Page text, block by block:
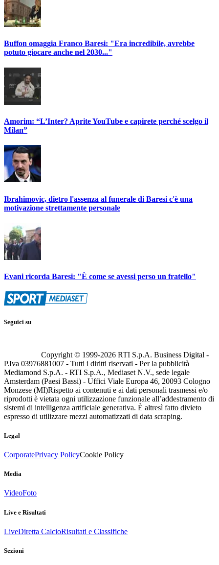
Buffon omaggia Franco Baresi: "Era incredibile, avrebbe
potuto giocare anche nel 2030..."
Amorim: “L’Inter? Aprite YouTube e capirete perché scelgo il
Milan”
Ibrahimovic, dietro l'assenza al funerale di Baresi c'è una
motivazione strettamente personale
Evani ricorda Baresi: "È come se avessi perso un fratello"
Seguici su
Copyright © 1999-2026 RTI S.p.A. Business Digital -
P.Iva 03976881007 - Tutti i diritti riservati - Per la pubblicità
Mediamond S.p.A. - RTI S.p.A., Mediaset N.V., sede legale
Amsterdam (Paesi Bassi) - Uffici Viale Europa 46, 20093 Cologno
Monzese (MI)Rispetto ai contenuti e ai dati personali trasmessi e/o
riprodotti è vietata ogni utilizzazione funzionale all’addestramento di
sistemi di intelligenza artificiale generativa. È altresì fatto divieto
espresso di utilizzare mezzi automatizzati di data scraping.
Legal
CorporatePrivacy PolicyCookie Policy
Media
VideoFoto
Live e Risultati
LiveDiretta CalcioRisultati e Classifiche
Sezioni